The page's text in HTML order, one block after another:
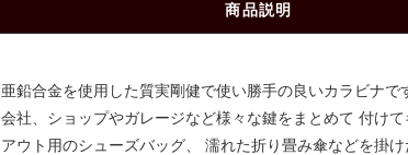
商品説明
亜鉛合金を使用した質実剛健で使い勝手の良いカラビナ
会社、ショップやガレージなど様々な鍵をまとめて 付け
アウト用のシューズバッグ、 濡れた折り畳み傘などを掛